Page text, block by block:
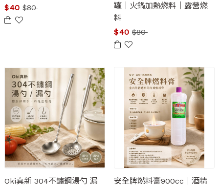
$80
$40
罐｜火鍋加熱燃料｜露營燃
料
$80
$40
Oki真新 304不鏽鋼湯勺 漏
安全牌燃料膏900cc｜酒精